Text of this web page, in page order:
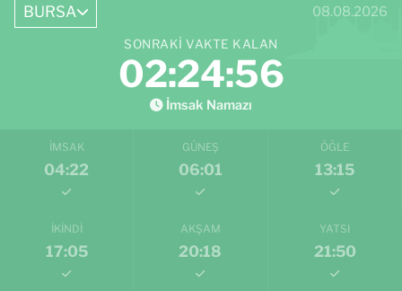
BURSA 08.08.2026
SONRAKI VAKTE KALAN
02:24:55
İmsak Namazı
İMSAK
04:22
GÜNEŞ
06:01
ÖĞLE
13:15
İKINDI
17:05
AKŞAM
20:18
YATSI
21:50